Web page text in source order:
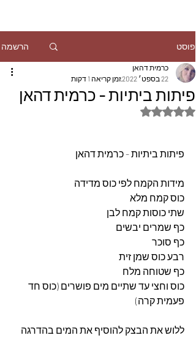
פוסט הרשמה
פיתות ביתיות - כרמית דהאן
כרמית דהאן
22 בספט׳ 2022
זמן קריאה 1 דקות
דירוג של NaN מתוך 5 כוכבים
פיתות ביתיות - כרמית דהאן
מידות הקמח לפי כוס מדידה
כוס קמח מלא
שתי כוסות קמח לבן
כף שמרים יבשים
כף סוכר
רבע כוס שמן זית
כף שטוחה מלח
כוס וחצי עד שתיים מים פושרים (כוס חד
פעמית קרה)
ללוש את הבצק להוסיף את המים בהדרגה